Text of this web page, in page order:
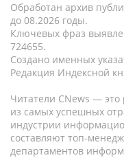
Обработан архив
до 08.2026 годы.
Ключевых фраз
724655.
Создано именных
Редакция Индексной
Читатели CNews — это
из самых успешных
индустрии
составляют топ-
департаментов